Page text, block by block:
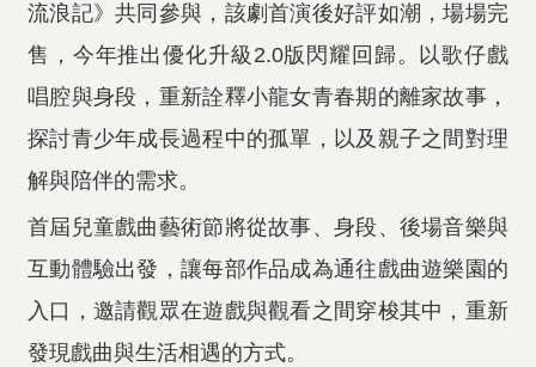
流浪記》共同參與，該劇首演後好評如潮，場場完
售，今年推出優化升級2.0版閃耀回歸。以歌仔戲
唱腔與身段，重新詮釋小龍女青春期的離家故事，
探討青少年成長過程中的孤單，以及親子之間對理
解與陪伴的需求。
首屆兒童戲曲藝術節將從故事、身段、後場音樂與
互動體驗出發，讓每部作品成為通往戲曲遊樂園的
入口，邀請觀眾在遊戲與觀看之間穿梭其中，重新
發現戲曲與生活相遇的方式。